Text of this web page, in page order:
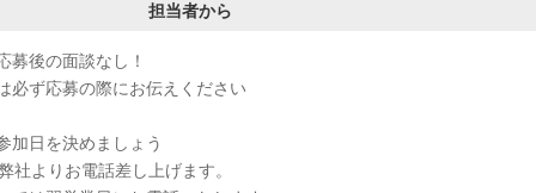
担当者から
後の面談なし！
ず応募の際にお伝えください
加日を決めましょう
社よりお電話差し上げます。